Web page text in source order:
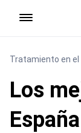
Tratamiento en
Los